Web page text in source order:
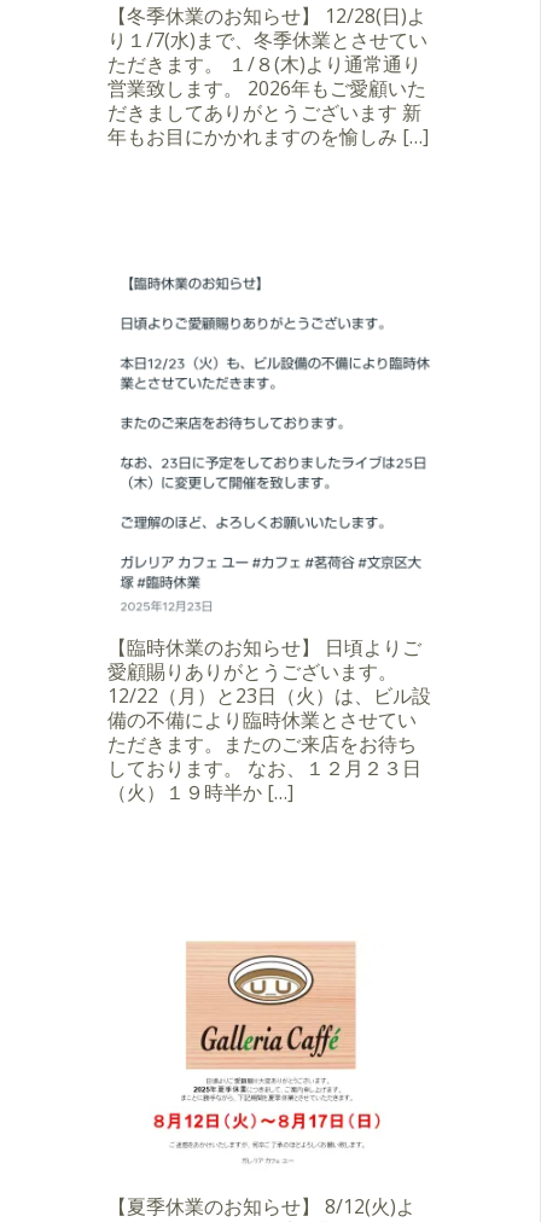
【冬季休業のお知らせ】 12/28(日)よ
り１/7(水)まで、冬季休業とさせてい
ただきます。 １/８(木)より通常通り
営業致します。 2026年もご愛顧いた
だきましてありがとうございます 新
年もお目にかかれますのを愉しみ […]
【臨時休業のお知らせ】 日頃よりご
愛顧賜りありがとうございます。
12/22（月）と23日（火）は、ビル設
備の不備により臨時休業とさせてい
ただきます。またのご来店をお待ち
しております。 なお、１２月２３日
（火）１９時半か […]
【夏季休業のお知らせ】 8/12(火)よ